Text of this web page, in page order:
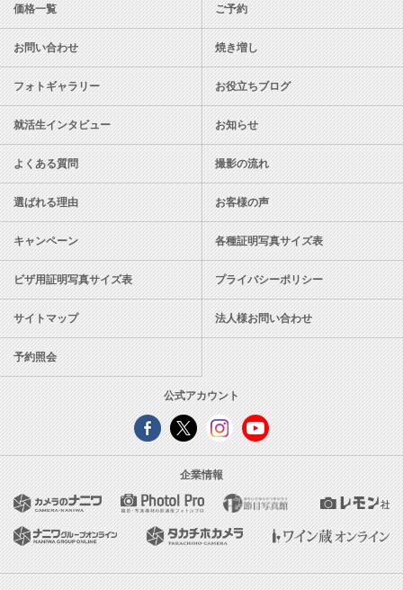
価格一覧 ご予約
お問い合わせ 焼き増し
フォトギャラリー お役立ちブログ
就活生インタビュー お知らせ
よくある質問 撮影の流れ
選ばれる理由 お客様の声
キャンペーン 各種証明写真サイズ表
ビザ用証明写真サイズ表 プライバシーポリシー
サイトマップ 法人様お問い合わせ
予約照会
公式アカウント
企業情報